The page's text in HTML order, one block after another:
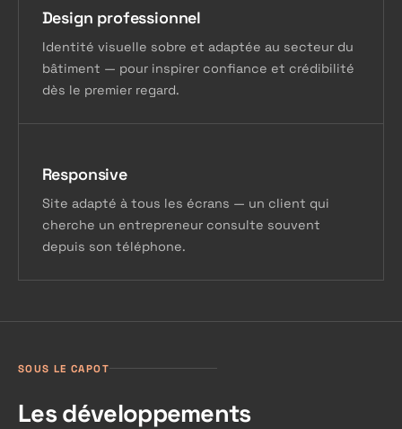
Design professionnel
Identité visuelle sobre et adaptée au secteur du
bâtiment — pour inspirer confiance et crédibilité
dès le premier regard.
Responsive
Site adapté à tous les écrans — un client qui
cherche un entrepreneur consulte souvent
depuis son téléphone.
SOUS LE CAPOT
Les développements